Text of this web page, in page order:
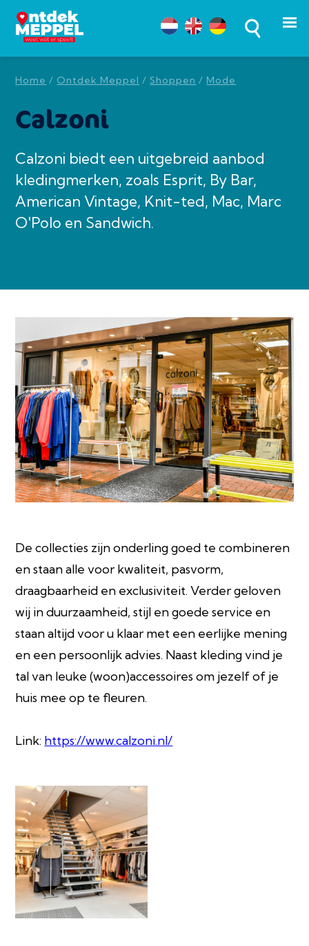
Home / Ontdek Meppel /Shoppen / Mode
Calzoni
Calzoni biedt een uitgebreid aanbod
kledingmerken, zoals Esprit, By Bar,
American Vintage, Knit-ted, Mac, Marc
O'Polo en Sandwich.
De collecties zijn onderling goed te combineren
en staan alle voor kwaliteit, pasvorm,
draagbaarheid en exclusiviteit. Verder geloven
wij in duurzaamheid, stijl en goede service en
staan altijd voor u klaar met een eerlijke mening
en een persoonlijk advies. Naast kleding vind je
tal van leuke (woon)accessoires om jezelf of je
huis mee op te fleuren.
Link: https://www.calzoni.nl/